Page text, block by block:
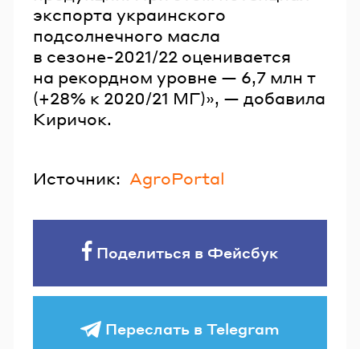
экспорта украинского
подсолнечного масла
в сезоне-2021/22 оценивается
на рекордном уровне — 6,7 млн т
(+28% к 2020/21 МГ)», — добавила
Киричок.
Источник: AgroPortal
Поделиться в Фейсбук
Переслать в Telegram